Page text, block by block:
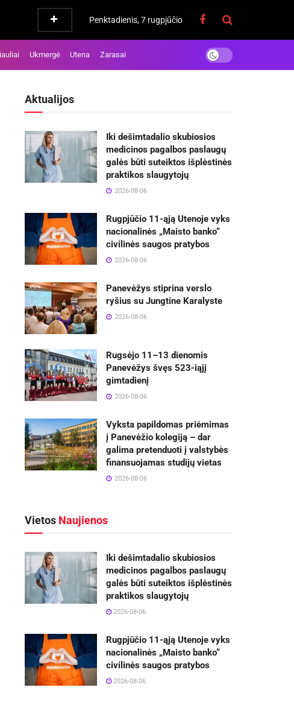
Penktadienis, 7 rugpjūčio
Ukmergė Utena Zarasai
Aktualijos
Iki dešimtadalio skubiosios
medicinos pagalbos paslaugų
galės būti suteiktos išplėstinės
praktikos slaugytojų
2026-08-06
Rugpjūčio 11-ąją Utenoje vyks
nacionalinės „Maisto banko“
civilinės saugos pratybos
2026-08-06
Panevėžys stiprina verslo
ryšius su Jungtine Karalyste
2026-08-06
Rugsėjo 11–13 dienomis
Panevėžys švęs 523-iąjį
gimtadienį
2026-08-06
Vyksta papildomas priėmimas
į Panevėžio kolegiją – dar
galima pretenduoti į valstybės
finansuojamas studijų vietas
2026-08-06
Vietos Naujienos
Iki dešimtadalio skubiosios
medicinos pagalbos paslaugų
galės būti suteiktos išplėstinės
praktikos slaugytojų
2026-08-06
Rugpjūčio 11-ąją Utenoje vyks
nacionalinės „Maisto banko“
civilinės saugos pratybos
2026-08-06